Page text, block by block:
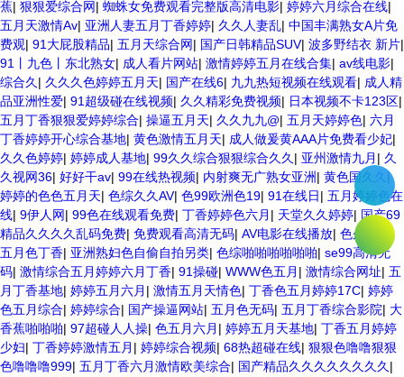
蕉| 狠狠爱综合网| 蜘蛛女免费观看完整版高清电影| 婷婷六月综合在线|
五月天激情Av| 亚洲人妻五月丁香婷婷| 久久人妻乱| 中国丰满熟女A片免
费观| 91大屁股精品| 五月天综合网| 国产日韩精品SUV| 波多野结衣 新片|
91丨九色丨东北熟女| 成人看片网站| 激情婷婷五月在线合集| av线电影|
综合久 | 久久久色婷婷五月天| 国产在线6| 九九热短视频在线观看| 成人精
品亚洲性爱| 91超级碰在线视频| 久久精彩免费视频| 日本视频不卡123区|
五月丁香狠狠爱婷婷综合| 操逼五月天| 久久九九@| 五月天婷婷色| 六月
丁香婷婷开心综合基地| 黄色激情五月天| 成人做爰黄AAA片免费看少妃|
久久色婷婷| 婷婷成人基地| 99久久综合狠狠综合久久 | 亚州激情九月 | 久
久视网36| 好好干av| 99在线热视频| 内射爽无广熟女亚洲| 黄色国久久 |
婷婷的色色五月天| 色综久久AV| 色99欧洲色19| 91在线日| 五月婷婷色在
线| 9伊人网| 99色在线观看免费| 丁香婷婷色六月 | 天堂久久婷婷| 国产69
精品久久久久乱码免费| 免费观看高清无码| AV电影在线播放| 色久五月
|
五月色丁香| 亚洲熟妇色自偷自拍另类| 色综啪啪啪啪啪啪| se99高清无
码| 激情综合五月婷婷六月丁香| 91操碰| WWW色五月 | 激情综合网址| 五
月丁香基地| 婷婷五月六月 | 激情五月天情色| 丁香色五月婷婷17C| 婷婷
色五月综合| 婷婷综合| 国产操逼网站| 五月色无码| 五月丁香综合影院| 大
香蕉啪啪啪| 97超碰人人操| 色五月六月 | 婷婷五月天基地| 丁香五月婷婷
少妇| 丁香婷婷激情五月 | 婷婷综合视频| 68热超碰在线| 狠狠色噜噜狠狠
色噜噜噜999| 五月丁香六月激情欧美综合| 国产精品久久久久久久久久 |